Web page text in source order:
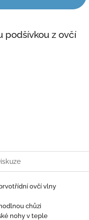
podšívkou z ovčí
ovčí vlny
chůzi
nohy v teple